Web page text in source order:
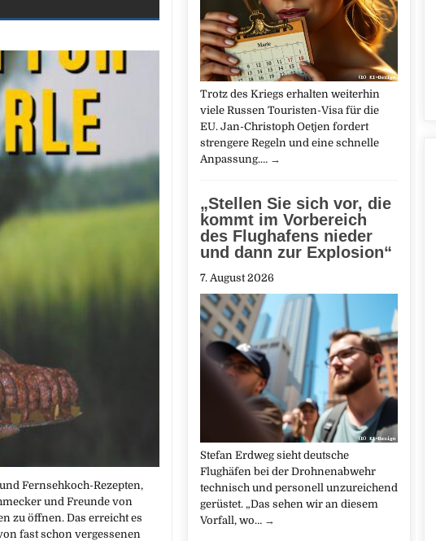
Fernsehkoch-Rezepten,
und Freunde von
zu öffnen. Das erreicht es
fast schon vergessenen
Trotz des Kriegs erhalten weiterhin
viele Russen Touristen-Visa für die
EU. Jan-Christoph Oetjen fordert
strengere Regeln und eine schnelle
Anpassung.… →
„Stellen Sie sich vor, die
kommt im Vorbereich
des Flughafens nieder
und dann zur Explosion“
7. August 2026
Stefan Erdweg sieht deutsche
Flughäfen bei der Drohnenabwehr
technisch und personell unzureichend
gerüstet. „Das sehen wir an diesem
Vorfall, wo… →